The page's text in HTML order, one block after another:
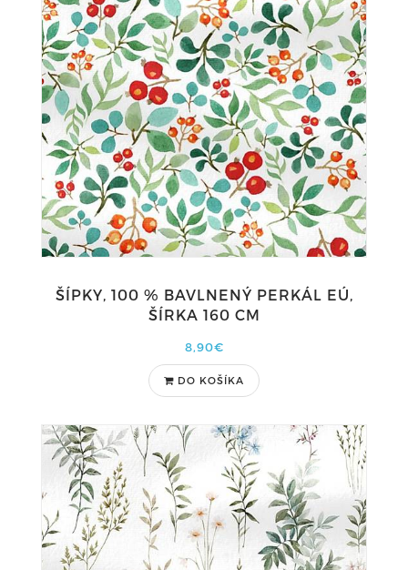
ŠÍPKY, 100 % BAVLNENÝ PERKÁL EÚ,
ŠÍRKA 160 CM
8,90€
DO KOŠÍKA